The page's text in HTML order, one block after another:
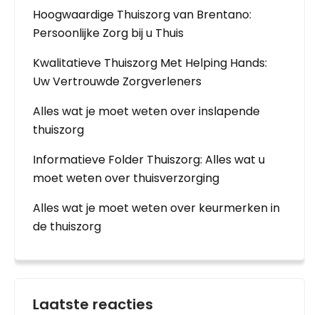
Hoogwaardige Thuiszorg van Brentano:
Persoonlijke Zorg bij u Thuis
Kwalitatieve Thuiszorg Met Helping Hands:
Uw Vertrouwde Zorgverleners
Alles wat je moet weten over inslapende
thuiszorg
Informatieve Folder Thuiszorg: Alles wat u
moet weten over thuisverzorging
Alles wat je moet weten over keurmerken in
de thuiszorg
Laatste reacties